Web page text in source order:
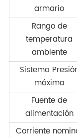
armario
Rango de
temperatura
ambiente
Sistema
máxima
Fuente de
alimentación
Corriente